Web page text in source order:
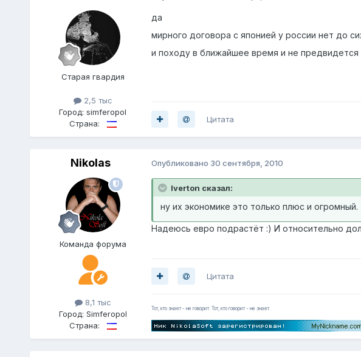
Старая гвардия
2,5 тыс
Город:simferopol
Страна:
да
мирного договора с японией у россии нет до
и походу в ближайшее время и не предвидется
Цитата
Nikolas
Команда форума
8,1 тыс
Город: Simferopol
Страна:
Опубликовано 30 сентября, 2010
Iverton сказал:
ну их экономике это только плюс и огромный.
Надеюсь евро подрастёт :) И относительно
Цитата
Тот, кто знает - не говорит. Тот, кто говорит - не знает.